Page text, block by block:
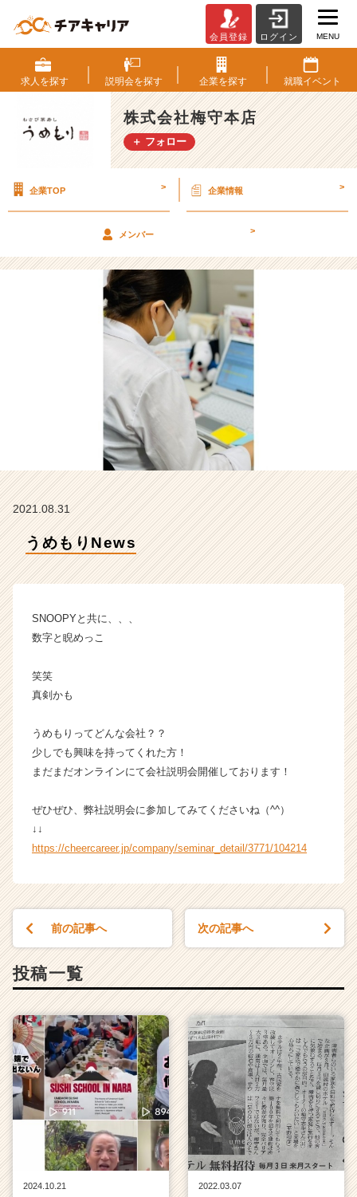
め
も
り
N
e
w
会
守
本
店
の
タ
イ
ラ
イ
ン】
|
ベ
ン
長
く
就
サ
ト
ア
h
C
a
r
e
e
r）
会員登録 ログイン MENU
求人を探す 説明会を探す 企業を探す 就職イベント
株式会社梅守本店
＋ フォロー
企業TOP > 企業情報 >
メンバー >
2021.08.31
うめもりNews
SNOOPYと共に、、、
数字と睨めっこ
笑笑
真剣かも
うめもりってどんな会社？？
少しでも興味を持ってくれた方！
まだまだオンラインにて会社説明会開催しております！
ぜひぜひ、弊社説明会に参加してみてくださいね（^^）
↓↓
https://cheercareer.jp/company/seminar_detail/3771/104214
前の記事へ 次の記事へ
投稿一覧
2024.10.21
2022.03.07